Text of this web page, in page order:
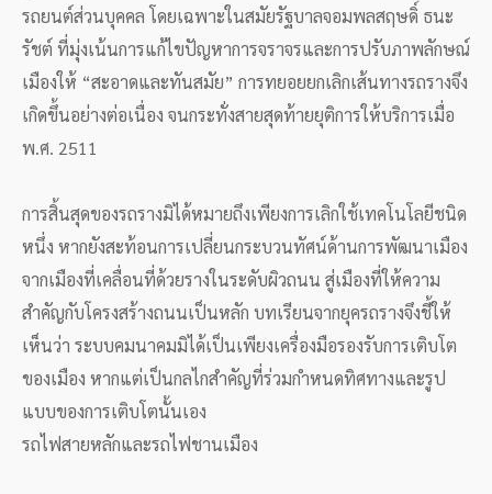
รถยนต์ส่วนบุคคล โดยเฉพาะในสมัยรัฐบาลจอมพลสฤษดิ์ ธนะ
รัชต์ ที่มุ่งเน้นการแก้ไขปัญหาการจราจรและการปรับภาพลักษณ์
เมืองให้ “สะอาดและทันสมัย” การทยอยยกเลิกเส้นทางรถรางจึง
เกิดขึ้นอย่างต่อเนื่อง จนกระทั่งสายสุดท้ายยุติการให้บริการเมื่อ
พ.ศ. 2511
การสิ้นสุดของรถรางมิได้หมายถึงเพียงการเลิกใช้เทคโนโลยีชนิด
หนึ่ง หากยังสะท้อนการเปลี่ยนกระบวนทัศน์ด้านการพัฒนาเมือง
จากเมืองที่เคลื่อนที่ด้วยรางในระดับผิวถนน สู่เมืองที่ให้ความ
สำคัญกับโครงสร้างถนนเป็นหลัก บทเรียนจากยุครถรางจึงชี้ให้
เห็นว่า ระบบคมนาคมมิได้เป็นเพียงเครื่องมือรองรับการเติบโต
ของเมือง หากแต่เป็นกลไกสำคัญที่ร่วมกำหนดทิศทางและรูป
แบบของการเติบโตนั้นเอง
รถไฟสายหลักและรถไฟชานเมือง